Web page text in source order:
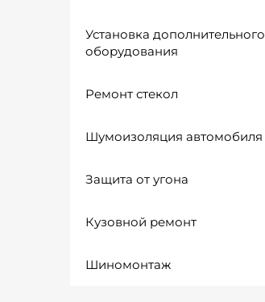
Установка дополнительного
оборудования
Ремонт стекол
Шумоизоляция автомобиля
Защита от угона
Кузовной ремонт
Шиномонтаж